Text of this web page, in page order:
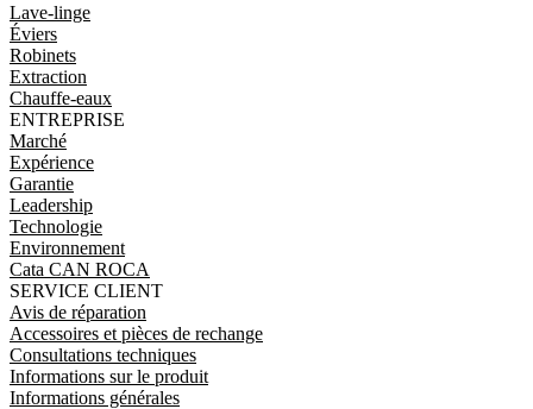
Lave-linge
Éviers
Robinets
Extraction
Chauffe-eaux
ENTREPRISE
Marché
Expérience
Garantie
Leadership
Technologie
Environnement
Cata CAN ROCA
SERVICE CLIENT
Avis de réparation
Accessoires et pièces de rechange
Consultations techniques
Informations sur le produit
Informations générales